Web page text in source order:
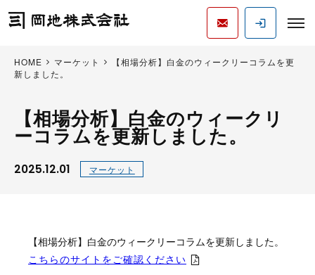
HOME マーケット
【相場分析】白金のウィークリーコラムを更
新しました。
【相場分析】白金のウィークリ
ーコラムを更新しました。
2025.12.01 マーケット
【相場分析】白金のウィークリーコラムを更新しました。
こちらのサイトをご確認ください